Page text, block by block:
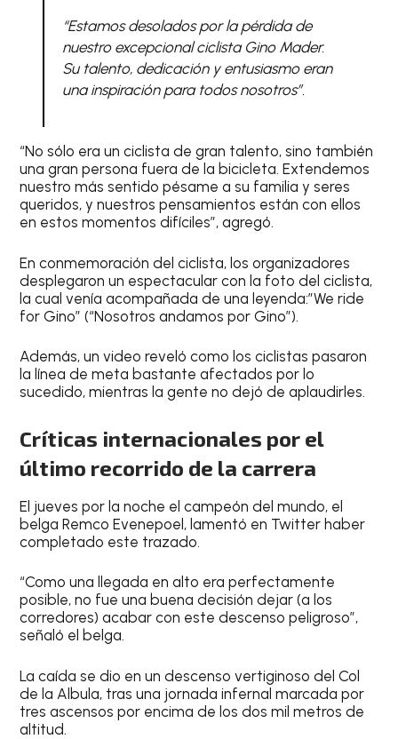
“Estamos desolados por la pérdida de
nuestro excepcional ciclista Gino Mader.
Su talento, dedicación y entusiasmo eran
una inspiración para todos nosotros”.
“No sólo era un ciclista de gran talento, sino también
una gran persona fuera de la bicicleta. Extendemos
nuestro más sentido pésame a su familia y seres
queridos, y nuestros pensamientos están con ellos
en estos momentos difíciles”, agregó.
En conmemoración del ciclista, los organizadores
desplegaron un espectacular con la foto del ciclista,
la cual venía acompañada de una leyenda:”We ride
for Gino” (“Nosotros andamos por Gino”).
Además, un video reveló como los ciclistas pasaron
la línea de meta bastante afectados por lo
sucedido, mientras la gente no dejó de aplaudirles.
Críticas internacionales por el
último recorrido de la carrera
El jueves por la noche el campeón del mundo, el
belga Remco Evenepoel, lamentó en Twitter haber
completado este trazado.
“Como una llegada en alto era perfectamente
posible, no fue una buena decisión dejar (a los
corredores) acabar con este descenso peligroso”,
señaló el belga.
La caída se dio en un descenso vertiginoso del Col
de la Albula, tras una jornada infernal marcada por
tres ascensos por encima de los dos mil metros de
altitud.